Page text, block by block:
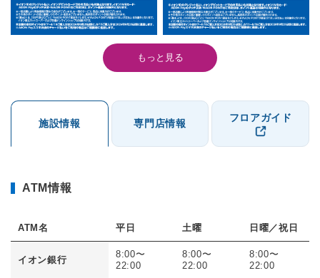
もっと見る
施設情報 専門店情報 フロアガイド
ATM情報
ATM名 平日 土曜 日曜／祝日
イオン銀行
8:00〜
22:00
8:00〜
22:00
8:00〜
22:00